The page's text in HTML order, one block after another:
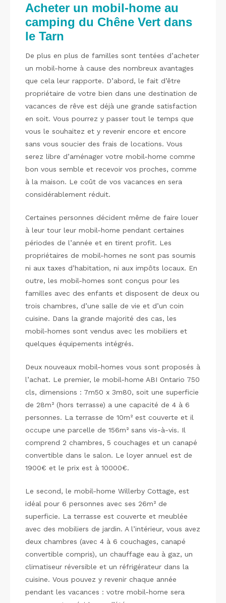
Acheter un mobil-home au
camping du Chêne Vert dans
le Tarn
De plus en plus de familles sont tentées d’acheter
un mobil-home à cause des nombreux avantages
que cela leur rapporte. D’abord, le fait d’être
propriétaire de votre bien dans une destination de
vacances de rêve est déjà une grande satisfaction
en soit. Vous pourrez y passer tout le temps que
vous le souhaitez et y revenir encore et encore
sans vous soucier des frais de locations. Vous
serez libre d’aménager votre mobil-home comme
bon vous semble et recevoir vos proches, comme
à la maison. Le coût de vos vacances en sera
considérablement réduit.
Certaines personnes décident même de faire louer
à leur tour leur mobil-home pendant certaines
périodes de l’année et en tirent profit. Les
propriétaires de mobil-homes ne sont pas soumis
ni aux taxes d’habitation, ni aux impôts locaux. En
outre, les mobil-homes sont conçus pour les
familles avec des enfants et disposent de deux ou
trois chambres, d’une salle de vie et d’un coin
cuisine. Dans la grande majorité des cas, les
mobil-homes sont vendus avec les mobiliers et
quelques équipements intégrés.
Deux nouveaux mobil-homes vous sont proposés à
l’achat. Le premier, le mobil-home ABI Ontario 750
cls, dimensions : 7m50 x 3m80, soit une superficie
de 28m² (hors terrasse) a une capacité de 4 à 6
personnes. La terrasse de 10m² est couverte et il
occupe une parcelle de 156m² sans vis-à-vis. Il
comprend 2 chambres, 5 couchages et un canapé
convertible dans le salon. Le loyer annuel est de
1900€ et le prix est à 10000€.
Le second, le mobil-home Willerby Cottage, est
idéal pour 6 personnes avec ses 26m² de
superficie. La terrasse est couverte et meublée
avec des mobiliers de jardin. A l’intérieur, vous avez
deux chambres (avec 4 à 6 couchages, canapé
convertible compris), un chauffage eau à gaz, un
climatiseur réversible et un réfrigérateur dans la
cuisine. Vous pouvez y revenir chaque année
pendant les vacances : votre mobil-home sera